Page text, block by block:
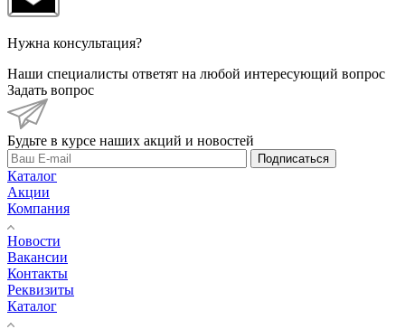
Нужна консультация?
Наши специалисты ответят на любой интересующий вопрос
Задать вопрос
Будьте в курсе наших акций и новостей
Подписаться
Каталог
Акции
Компания
Новости
Вакансии
Контакты
Реквизиты
Каталог